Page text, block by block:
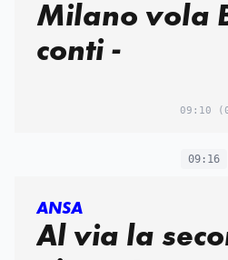
Milano vola
conti -
09:10
09:16
ANSA
Al via la